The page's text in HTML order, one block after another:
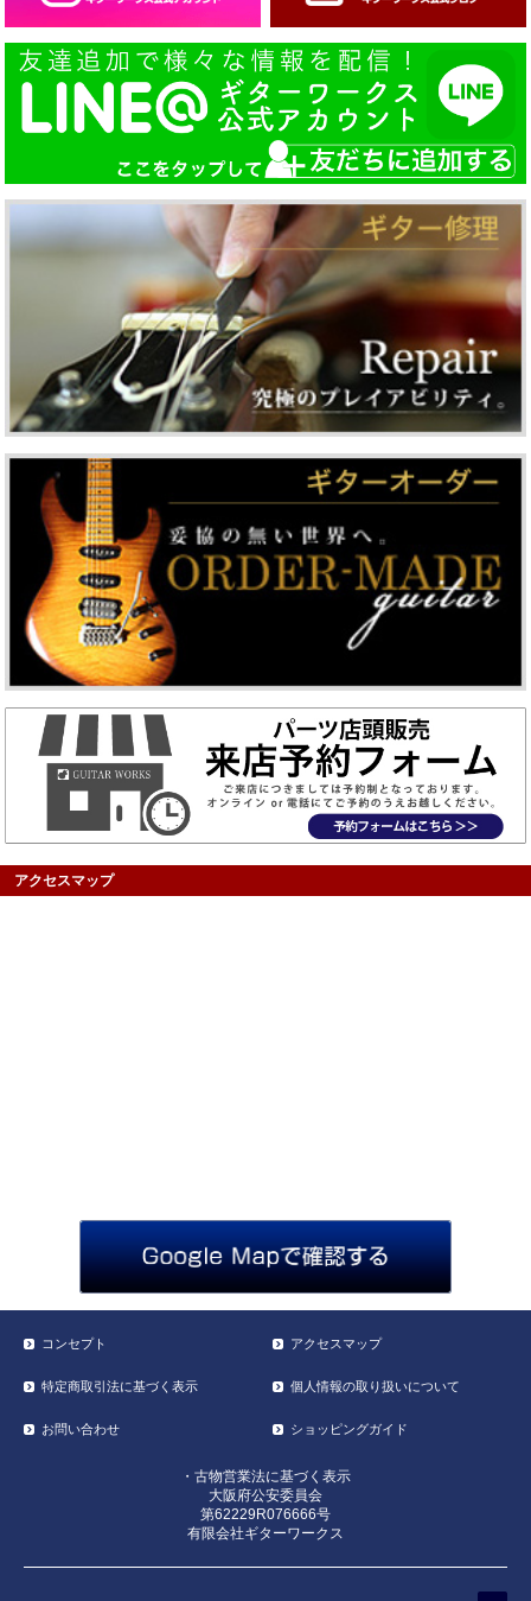
アクセスマップ
コンセプト アクセスマップ
特定商取引法に基づく表示 個人情報の取り扱いについて
お問い合わせ ショッピングガイド
・古物営業法に基づく表示
大阪府公安委員会
第62229R076666号
有限会社ギターワークス